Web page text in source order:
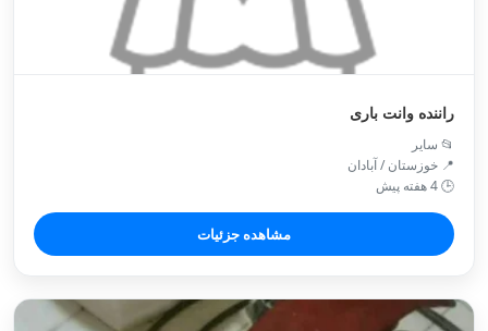
راننده وانت باری
📂 سایر
📍 خوزستان / آبادان
🕒 4 هفته پیش
مشاهده جزئیات